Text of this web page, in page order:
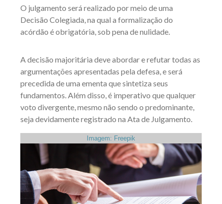
O julgamento será realizado por meio de uma
Decisão Colegiada, na qual a formalização do
acórdão é obrigatória, sob pena de nulidade.
A decisão majoritária deve abordar e refutar todas as
argumentações apresentadas pela defesa, e será
precedida de uma ementa que sintetiza seus
fundamentos. Além disso, é imperativo que qualquer
voto divergente, mesmo não sendo o predominante,
seja devidamente registrado na Ata de Julgamento.
Imagem: Freepik